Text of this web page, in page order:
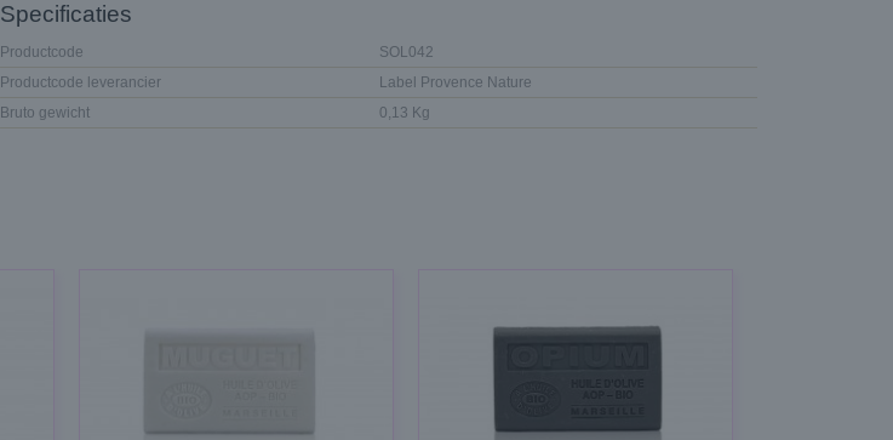
Specificaties
Productcode
SOL042
Productcode leverancier
Label Provence Nature
Bruto gewicht
0,13 Kg